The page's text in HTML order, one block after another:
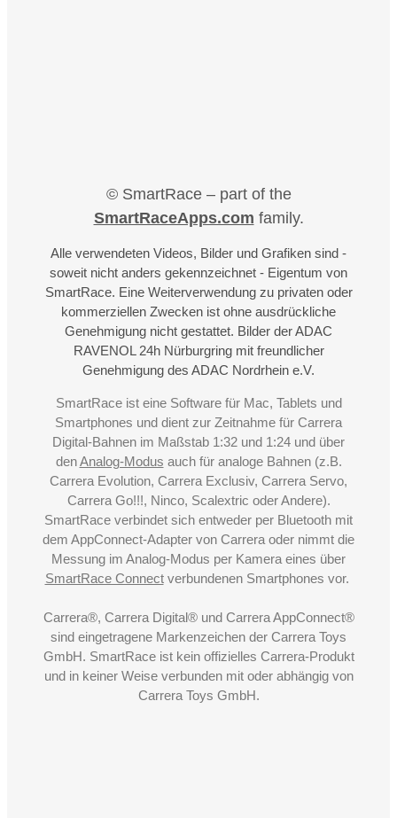
© SmartRace – part of the
SmartRaceApps.com family.
Alle verwendeten Videos, Bilder und Grafiken sind -
soweit nicht anders gekennzeichnet - Eigentum von
SmartRace. Eine Weiterverwendung zu privaten oder
kommerziellen Zwecken ist ohne ausdrückliche
Genehmigung nicht gestattet. Bilder der ADAC
RAVENOL 24h Nürburgring mit freundlicher
Genehmigung des ADAC Nordrhein e.V.
SmartRace ist eine Software für Mac, Tablets und
Smartphones und dient zur Zeitnahme für Carrera
Digital-Bahnen im Maßstab 1:32 und 1:24 und über
denAnalog-Modus auch für analoge Bahnen (z.B.
Carrera Evolution, Carrera Exclusiv, Carrera Servo,
Carrera Go!!!, Ninco, Scalextric oder Andere).
SmartRace verbindet sich entweder per Bluetooth mit
dem AppConnect-Adapter von Carrera oder nimmt die
Messung im Analog-Modus per Kamera eines über
SmartRace Connectverbundenen Smartphones vor.
Carrera®, Carrera Digital® und Carrera AppConnect®
sind eingetragene Markenzeichen der Carrera Toys
GmbH. SmartRace ist kein offizielles Carrera-Produkt
und in keiner Weise verbunden mit oder abhängig von
Carrera Toys GmbH.